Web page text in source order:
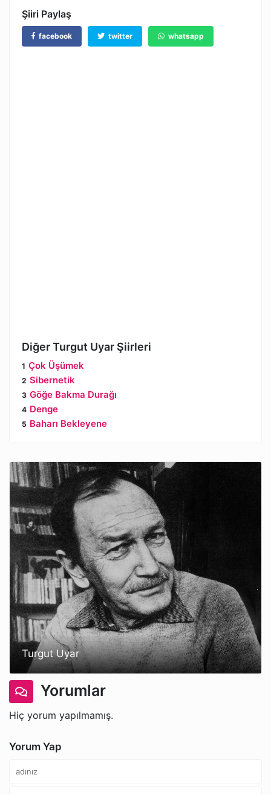
Şiiri Paylaş
facebook twitter whatsapp
Diğer Turgut Uyar Şiirleri
Çok Üşümek
Sibernetik
Göğe Bakma Durağı
Denge
Baharı Bekleyene
Turgut Uyar
Yorumlar
Hiç yorum yapılmamış.
Yorum Yap